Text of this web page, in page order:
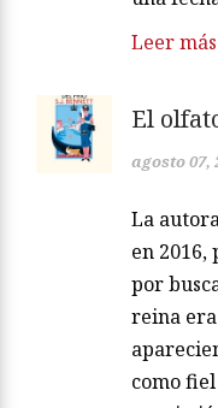
Leer más
El
agosto 07,
La
en 2016,
por
reina
como